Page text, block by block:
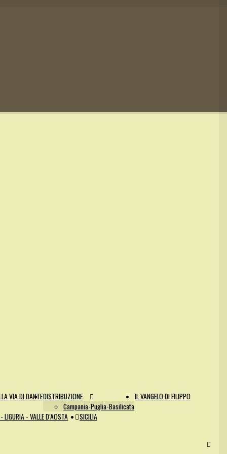
VIA DI DANTEDISTRIBUZIONE
Campania-Puglia-Basilicata
IL VANGELO DI FILIPPO
LIGURIA - VALLE D’AOSTA SICILIA